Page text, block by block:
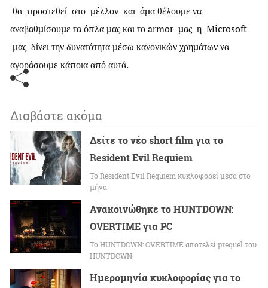
θα προστεθεί στο μέλλον και άμα θέλουμε να
αναβαθμίσουμε τα όπλα μας και το armor μας η Microsoft
μας δίνει την δυνατότητα μέσω κανονικών χρημάτων να
αγοράσουμε κάποια από αυτά.
Διαβάστε ακόμα
Δείτε το νέο short film για το
Resident Evil Requiem
To Resident Evil Requiem κυκλοφορεί μέσα στο
μήνα
Ανακοινώθηκε το HUNTDOWN:
OVERTIME για PC
Το HUNTDOWN: OVERTIME αποτελεί prequel του
HUNTDOWN
Ημερομηνία κυκλοφορίας για το